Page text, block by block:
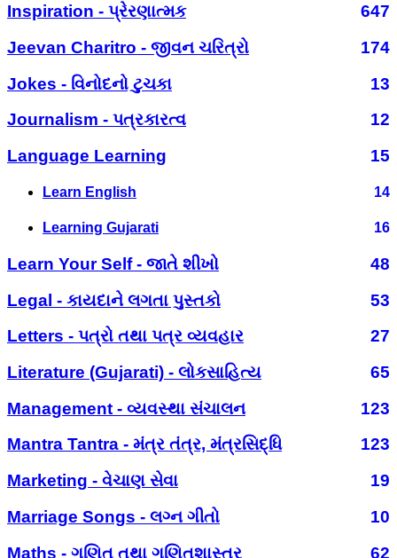
Inspiration - પ્રેરણાત્મક
647
Jeevan Charitro - જીવન ચરિત્રો
174
Jokes - વિનોદનો ટુચકા
13
Journalism - પત્રકારત્વ
12
Language Learning
15
Learn English 14
Learning Gujarati 16
Learn Your Self - જાતે શીખો
48
Legal - કાયદાને લગતા પુસ્તકો
53
Letters - પત્રો તથા પત્ર વ્યવહાર
27
Literature (Gujarati) - લોકસાહિત્ય
65
Management - વ્યવસ્થા સંચાલન
123
Mantra Tantra - મંત્ર તંત્ર, મંત્રસિદ્ધિ
123
Marketing - વેચાણ સેવા
19
Marriage Songs - લગ્ન ગીતો
10
Maths - ગણિત તથા ગણિતશાસ્ત્ર
62